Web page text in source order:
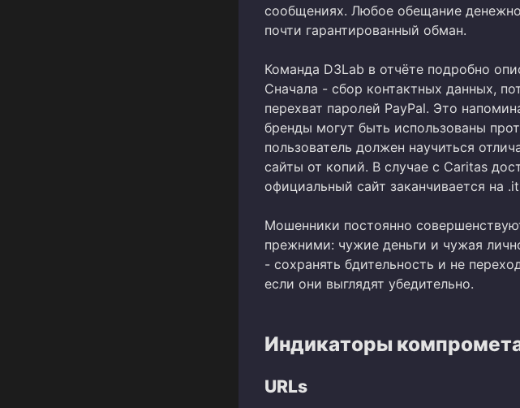
сообщениях. Любое обещание
почти гарантированный обман.
Команда D3Lab в отчёте подробно
Сначала - сбор контактных данных,
перехват паролей PayPal. Это
бренды могут быть использованы
пользователь должен научиться
сайты от копий. В случае с Caritas
официальный сайт заканчивается на
Мошенники постоянно
прежними: чужие деньги и чужая
- сохранять бдительность и не
если они выглядят убедительно.
Индикаторы
URLs